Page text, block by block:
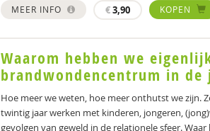
MEER INFO €3,90 KOPEN
Waarom hebben we
brandwondencentrum in de
Hoe meer we weten, hoe meer onthutst we zijn.
twintig jaar werken met kinderen, jongeren,
gevolgen van geweld in de relationele sfeer.